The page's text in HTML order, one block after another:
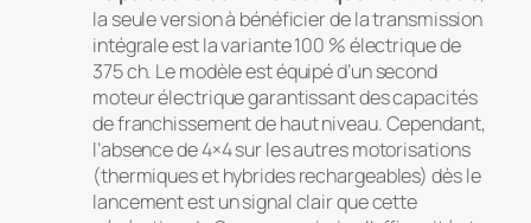
la seule version à bénéficier de la transmission
intégrale est la variante 100 % électrique de
375 ch. Le modèle est équipé d’un second
moteur électrique garantissant des capacités
de franchissement de haut niveau. Cependant,
l’absence de 4×4 sur les autres motorisations
(thermiques et hybrides rechargeables) dès le
lancement est un signal clair que cette